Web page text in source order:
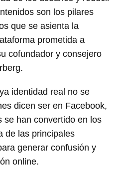
son los pilares
que se asienta la
prometida a
cofundador y consejero
identidad real no se
dicen ser en Facebook,
se han convertido en los
de las principales
generar confusión y
online.